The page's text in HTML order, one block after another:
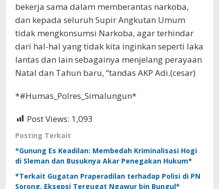
bekerja sama dalam memberantas narkoba,
dan kepada seluruh Supir Angkutan Umum
tidak mengkonsumsi Narkoba, agar terhindar
dari hal-hal yang tidak kita inginkan seperti laka
lantas dan lain sebagainya menjelang perayaan
Natal dan Tahun baru, “tandas AKP Adi.(cesar)
*#Humas_Polres_Simalungun*
Post Views: 1,093
Posting Terkait
*Gunung Es Keadilan: Membedah Kriminalisasi Hogi
di Sleman dan Busuknya Akar Penegakan Hukum*
*Terkait Gugatan Praperadilan terhadap Polisi di PN
Sorong, Eksepsi Tergugat Ngawur bin Bungul*